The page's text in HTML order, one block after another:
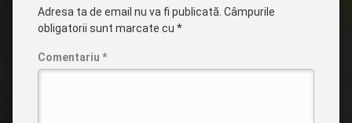
Adresa ta de email nu va fi publicată. Câmpurile
obligatorii sunt marcate cu *
Comentariu *